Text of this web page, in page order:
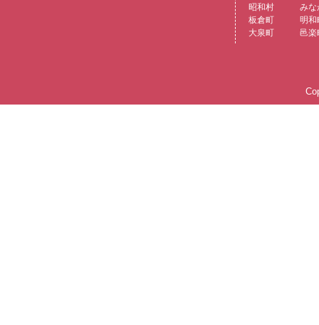
昭和村
みな
板倉町
明和
大泉町
邑楽